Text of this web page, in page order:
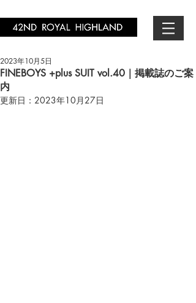
FINEBOYS +plus SUIT vol.40｜掲載誌のご案
内
2023年10月5日
更新日： 2023年10月27日